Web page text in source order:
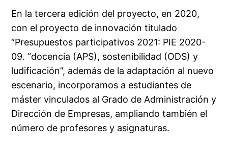
En la tercera edición del proyecto, en 2020,
con el proyecto de innovación titulado
“Presupuestos participativos 2021: PIE 2020-
09. “docencia (APS), sostenibilidad (ODS) y
ludificación”, además de la adaptación al nuevo
escenario, incorporamos a estudiantes de
máster vinculados al Grado de Administración y
Dirección de Empresas, ampliando también el
número de profesores y asignaturas.